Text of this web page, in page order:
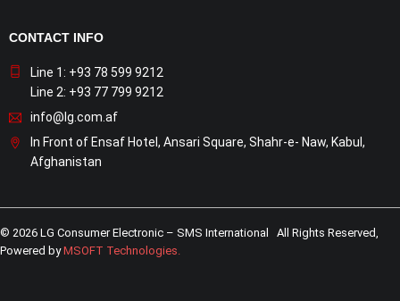
CONTACT INFO
Line 1: +93 78 599 9212
Line 2: +93 77 799 9212
info@lg.com.af
In Front of Ensaf Hotel, Ansari Square, Shahr-e- Naw, Kabul,
Afghanistan
© 2026 LG Consumer Electronic – SMS International All Rights Reserved,
Powered byMSOFT Technologies